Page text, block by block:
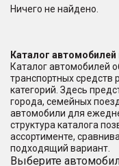
Ничего не найдено.
Каталог автомобилей
Каталог автомобилей
транспортных средств
категорий. Здесь
города, семейных
автомобили для
структура каталога
ассортименте,
подходящий вариант.
Выберите